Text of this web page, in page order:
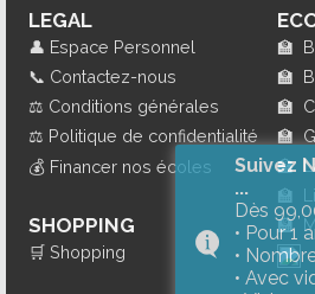
LEGAL
👤 Espace Personnel
📞 Contactez-nous
⚖️ Conditions générales
⚖️ Politique de confidentialité
💰 Financer nos écoles
SHOPPING
🛒 Shopping
🏫
🏫
🏫
🏫
🏫
🏫
🏫
Suivez
...
Dès
• Pour 1
•
• Avec